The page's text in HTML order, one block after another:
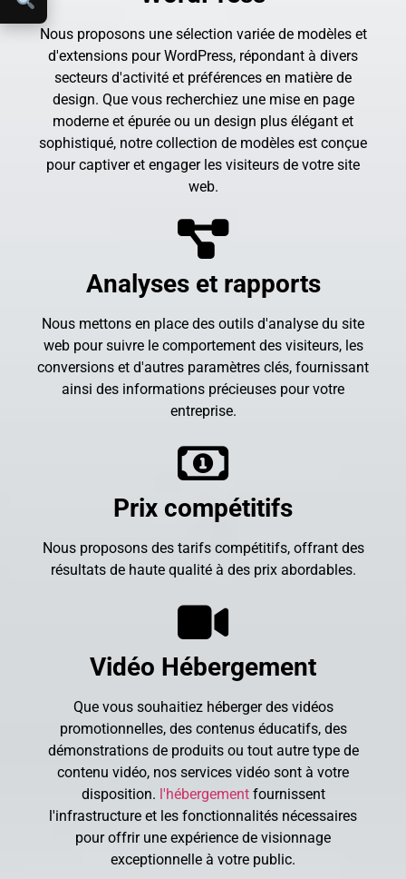
Nous proposons une sélection variée de modèles et
d'extensions pour WordPress, répondant à divers
secteurs d'activité et préférences en matière de
design. Que vous recherchiez une mise en page
moderne et épurée ou un design plus élégant et
sophistiqué, notre collection de modèles est conçue
pour captiver et engager les visiteurs de votre site
web.
Analyses et rapports
Nous mettons en place des outils d'analyse du site
web pour suivre le comportement des visiteurs, les
conversions et d'autres paramètres clés, fournissant
ainsi des informations précieuses pour votre
entreprise.
Prix compétitifs
Nous proposons des tarifs compétitifs, offrant des
résultats de haute qualité à des prix abordables.
Vidéo Hébergement
Que vous souhaitiez héberger des vidéos
promotionnelles, des contenus éducatifs, des
démonstrations de produits ou tout autre type de
contenu vidéo, nos services vidéo sont à votre
disposition. l'hébergementfournissent
l'infrastructure et les fonctionnalités nécessaires
pour offrir une expérience de visionnage
exceptionnelle à votre public.